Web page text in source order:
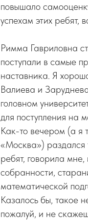
повышало
успехам этих ребят,
Римма Гавриловна
поступали в самые
наставника. Я
Валиева и
головном
для поступления на
Как-то вечером (а я
«Москва») раздался
ребят, говорила
собранности,
математической
Казалось бы, такое
пожалуй, и не